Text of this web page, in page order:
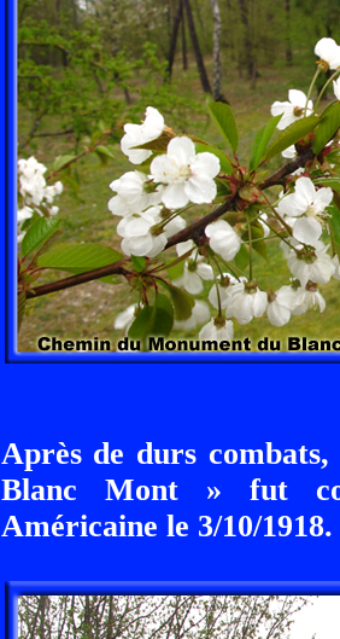
Après de durs
Blanc Mont » fut
Américaine le 3/10/1918.